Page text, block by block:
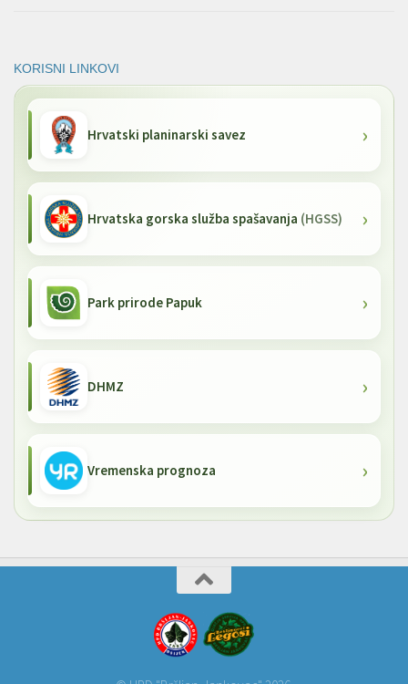
KORISNI LINKOVI
Hrvatski planinarski savez
Hrvatska gorska služba spašavanja (HGSS)
Park prirode Papuk
DHMZ
Vremenska prognoza